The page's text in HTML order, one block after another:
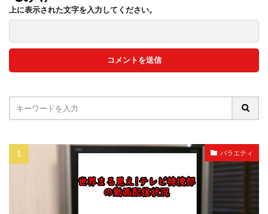
上に表示された文字を入力してください。
バラエティ